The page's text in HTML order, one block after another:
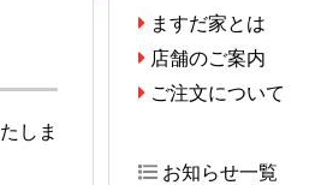
しま
ますだ家とは
店舗のご案内
ご注文について
お知らせ一覧